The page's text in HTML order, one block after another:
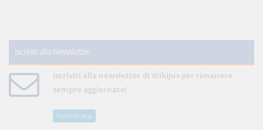
Iscriviti alla Newsletter
Iscriviti alla newsletter di WikiJus per rimanere
sempre aggiornato!
Iscriviti ora